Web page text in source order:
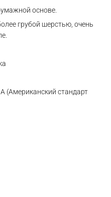
основе.
грубой шерстью, очень
(Американский стандарт